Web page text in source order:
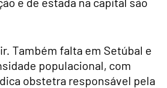
Também falta em Setúbal e
populacio­nal, com
obstetra responsável pela